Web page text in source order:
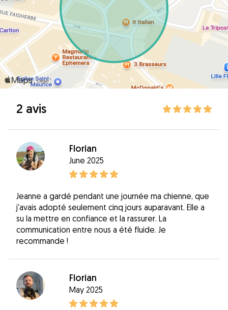
2 avis
Florian
June 2025
Jeanne a gardé pendant une journée ma chienne, que
j'avais adopté seulement cinq jours auparavant. Elle a
su la mettre en confiance et la rassurer. La
communication entre nous a été fluide. Je
recommande !
Florian
May 2025